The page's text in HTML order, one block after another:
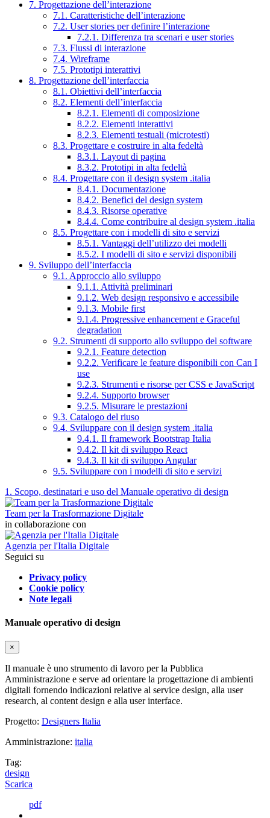
7. Progettazione dell’interazione
7.1. Caratteristiche dell’interazione
7.2. User stories per definire l’interazione
7.2.1. Differenza tra scenari e user stories
7.3. Flussi di interazione
7.4. Wireframe
7.5. Prototipi interattivi
8. Progettazione dell’interfaccia
8.1. Obiettivi dell’interfaccia
8.2. Elementi dell’interfaccia
8.2.1. Elementi di composizione
8.2.2. Elementi interattivi
8.2.3. Elementi testuali (microtesti)
8.3. Progettare e costruire in alta fedeltà
8.3.1. Layout di pagina
8.3.2. Prototipi in alta fedeltà
8.4. Progettare con il design system .italia
8.4.1. Documentazione
8.4.2. Benefici del design system
8.4.3. Risorse operative
8.4.4. Come contribuire al design system .italia
8.5. Progettare con i modelli di sito e servizi
8.5.1. Vantaggi dell’utilizzo dei modelli
8.5.2. I modelli di sito e servizi disponibili
9. Sviluppo dell’interfaccia
9.1. Approccio allo sviluppo
9.1.1. Attività preliminari
9.1.2. Web design responsivo e accessibile
9.1.3. Mobile first
9.1.4. Progressive enhancement e Graceful
degradation
9.2. Strumenti di supporto allo sviluppo del software
9.2.1. Feature detection
9.2.2. Verificare le feature disponibili con Can I
use
9.2.3. Strumenti e risorse per CSS e JavaScript
9.2.4. Supporto browser
9.2.5. Misurare le prestazioni
9.3. Catalogo del riuso
9.4. Sviluppare con il design system .italia
9.4.1. Il framework Bootstrap Italia
9.4.2. Il kit di sviluppo React
9.4.3. Il kit di sviluppo Angular
9.5. Sviluppare con i modelli di sito e servizi
1. Scopo, destinatari e uso del Manuale operativo di design
Team per la Trasformazione Digitale
in collaborazione con
Agenzia per l'Italia Digitale
Seguici su
Privacy policy
Cookie policy
Note legali
Manuale operativo di design
×
Il manuale è uno strumento di lavoro per la Pubblica
Amministrazione e serve ad orientare la progettazione di ambienti
digitali fornendo indicazioni relative al service design, alla user
research, al content design e alla user interface.
Progetto: Designers Italia
Amministrazione: italia
Tag:
design
Scarica
pdf